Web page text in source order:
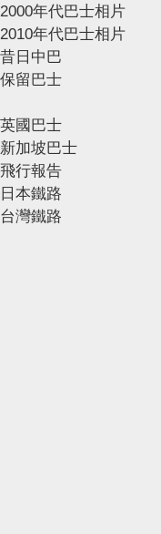
2000年代巴士相片
2010年代巴士相片
昔日中巴
保留巴士
英國巴士
新加坡巴士
飛行報告
日本鐵路
台灣鐵路